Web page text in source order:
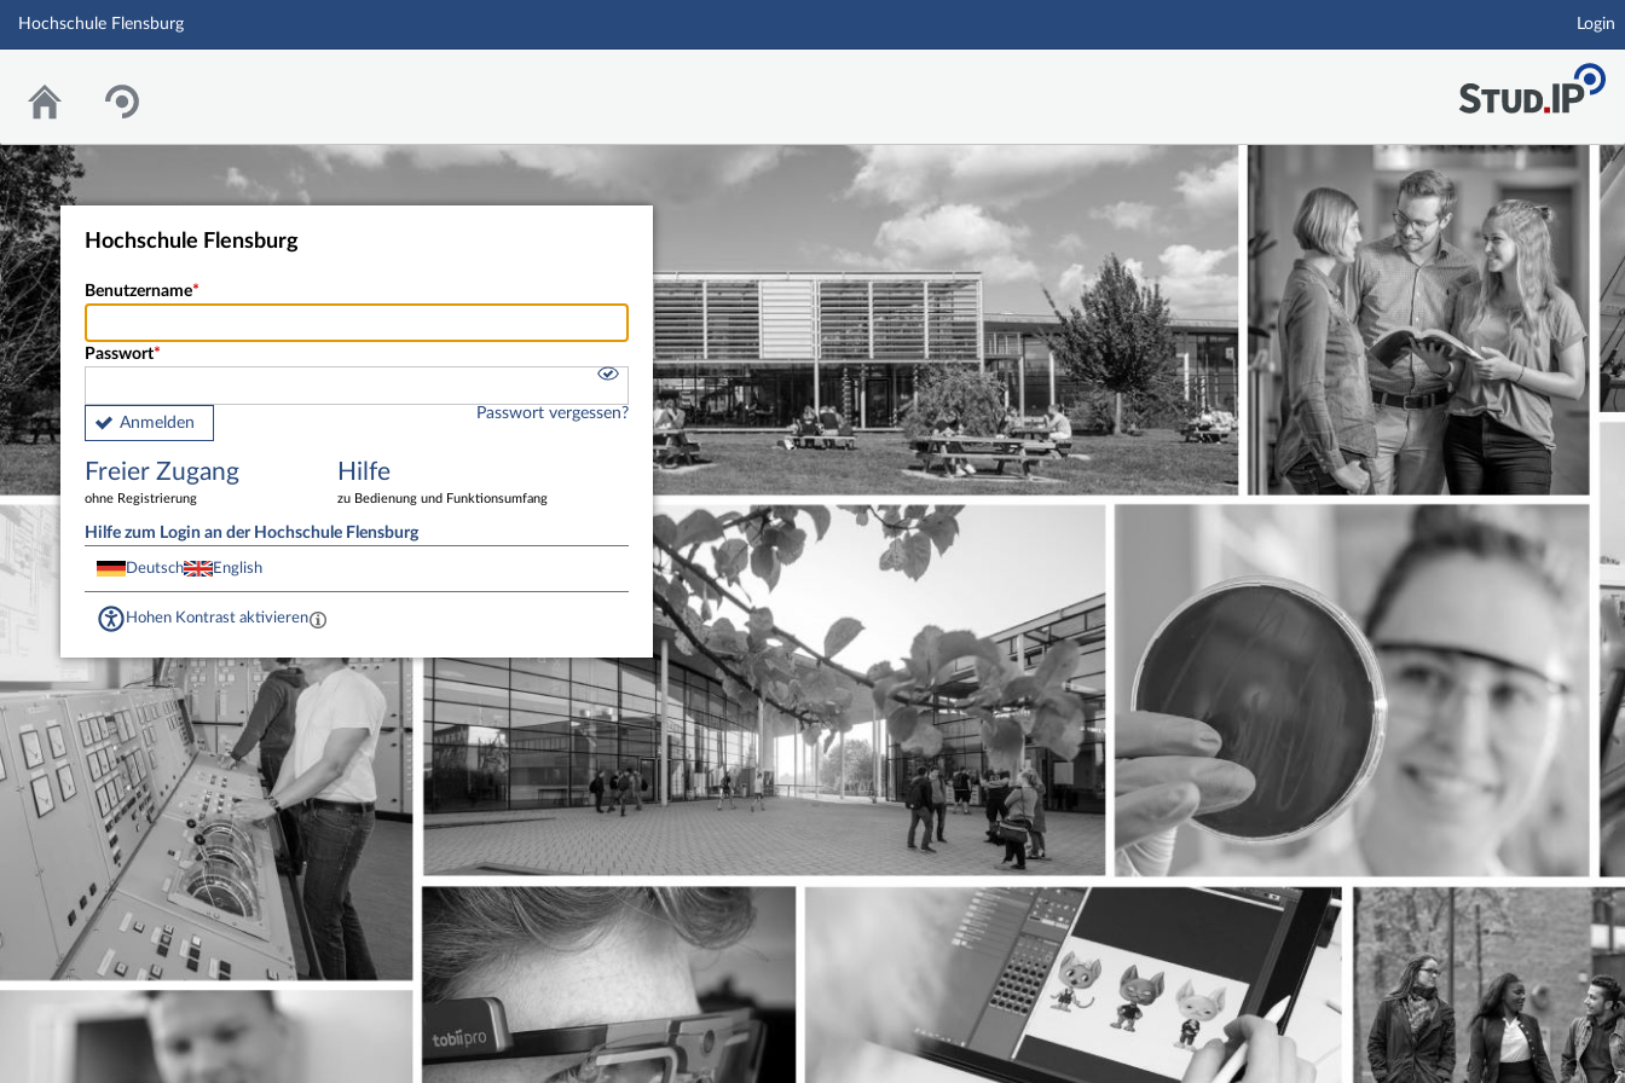
Hauptnavigation
Hochschule Flensburg Login
Hochschule Flensburg
Benutzername
Passwort
Anmelden
Passwort vergessen?
Freier Zugang
ohne Registrierung
Hilfe
zu Bedienung und Funktionsumfang
Hilfe zum Login an der Hochschule Flensburg
Deutsch English
Hohen Kontrast aktivieren